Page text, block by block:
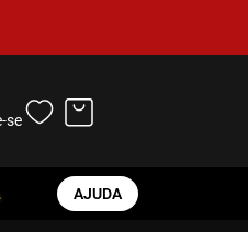
se
AJUDA